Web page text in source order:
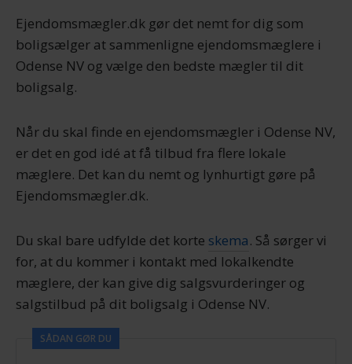
Ejendomsmægler.dk gør det nemt for dig som
boligsælger at sammenligne ejendomsmæglere i
Odense NV og vælge den bedste mægler til dit
boligsalg.
Når du skal finde en ejendomsmægler i Odense NV,
er det en god idé at få tilbud fra flere lokale
mæglere. Det kan du nemt og lynhurtigt gøre på
Ejendomsmægler.dk.
Du skal bare udfylde det korte skema. Så sørger vi
for, at du kommer i kontakt med lokalkendte
mæglere, der kan give dig salgsvurderinger og
salgstilbud på dit boligsalg i Odense NV.
SÅDAN GØR DU